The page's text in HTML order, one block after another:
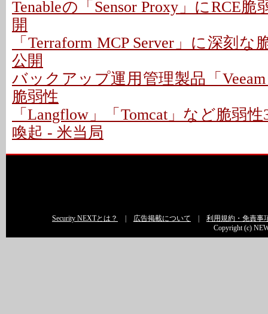
Tenableの「Sensor Proxy」にRCE
開
「Terraform MCP Server」に深刻
公開
バックアップ運用管理製品「
脆弱性
「Langflow」「Tomcat」など脆弱
喚起 - 米当局
Security NEXTとは？ 広告掲載について
利用規約・免責事
Copyright (c)